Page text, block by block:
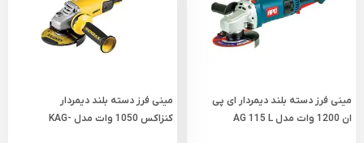
مینی فرز دسته بلند دیمردار ای پی
ان 1200 وات مدل AG 115 L
مینی فرز دسته بلند دیمردار
کنزاکس 1050 وات مدل KAG-